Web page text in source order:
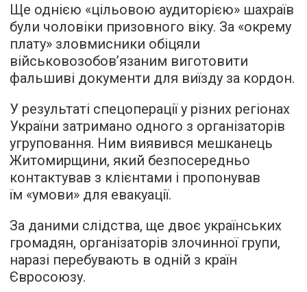
Ще однією «цільовою аудиторією» шахраїв
були чоловіки призовного віку. За «окрему
плату» зловмисники обіцяли
військовозобов’язаним виготовити
фальшиві документи для виїзду за кордон.
У результаті спецоперації у різних регіонах
України затримано одного з організаторів
угруповання. Ним виявився мешканець
Житомирщини, який безпосередньо
контактував з клієнтами і пропонував
їм «умови» для евакуації.
За даними слідства, ще двоє українських
громадян, організаторів злочинної групи,
наразі перебувають в одній з країн
Євросоюзу.